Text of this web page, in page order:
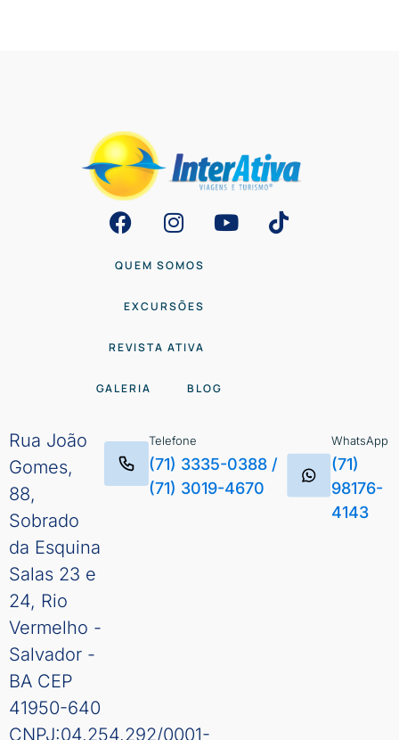
QUEM SOMOS
EXCURSÕES
REVISTA ATIVA
GALERIA BLOG
Rua João
Gomes,
88,
Sobrado
da Esquina
Salas 23 e
24, Rio
Vermelho -
Salvador -
BA CEP
41950-640
CNPJ:04.254.292/0001-
Telefone
(71) 3335-0388/
(71) 3019-4670
WhatsApp
(71)
98176-
4143